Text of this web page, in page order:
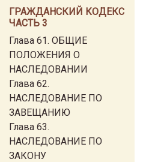
ГРАЖДАНСКИЙ КОДЕКС
ЧАСТЬ 3
Глава 61. ОБЩИЕ
ПОЛОЖЕНИЯ О
НАСЛЕДОВАНИИ
Глава 62.
НАСЛЕДОВАНИЕ ПО
ЗАВЕЩАНИЮ
Глава 63.
НАСЛЕДОВАНИЕ ПО
ЗАКОНУ